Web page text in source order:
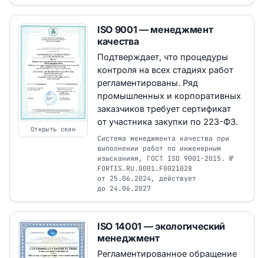
Открыть скан
ISO 9001 — менеджмент
качества
Подтверждает, что процедуры
контроля на всех стадиях работ
регламентированы. Ряд
промышленных и корпоративных
заказчиков требует сертификат
от участника закупки по 223-ФЗ.
Система менеджмента качества при
выполнении работ по инженерным
изысканиям, ГОСТ ISO 9001-2015. №
FORTIS.RU.0001.F0021028
от 25.06.2024, действует
до 24.06.2027
ISO 14001 — экологический
менеджмент
Регламентированное обращение